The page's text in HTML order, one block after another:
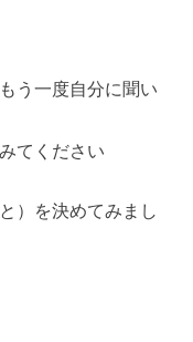
う一度自分に聞い
てください
）を決めてみまし